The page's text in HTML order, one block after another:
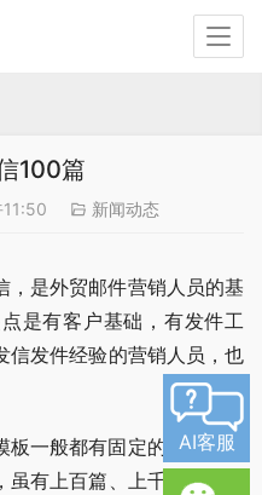
100篇
新闻动态
，是外贸邮件营销人员的基
是有客户基础，有发件工
信发件经验的营销人员，也
一般都有固定的格式、有
有上百篇、上千篇外贸开
AI客服